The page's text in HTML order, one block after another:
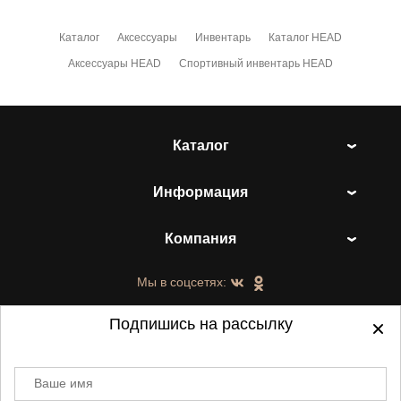
Каталог Аксессуары Инвентарь Каталог HEAD
Аксессуары HEAD Спортивный инвентарь HEAD
Каталог
Информация
Компания
Мы в соцсетях:
©2021-2026 - ShoesTown.ru - все права
Подпишись на рассылку
Ваше имя